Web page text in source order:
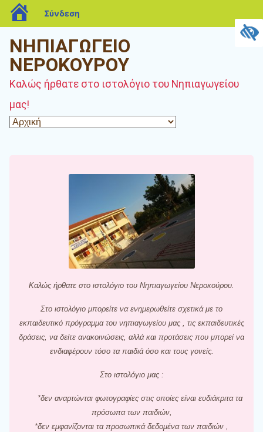
ΝΗΠΙΑΓΩΓΕΙΟ
ΝΕΡΟΚΟΥΡΟΥ
Καλώς ήρθατε στο ιστολόγιο του Νηπιαγωγείου
μας!
Καλώς ήρθατε στο ιστολόγιο του Νηπιαγωγείου Νεροκούρου.
Στο ιστολόγιο μπορείτε να ενημερωθείτε σχετικά με το
εκπαιδευτικό πρόγραμμα του νηπιαγωγείου μας , τις εκπαιδευτικές
δράσεις, να δείτε ανακοινώσεις, αλλά και προτάσεις που μπορεί να
ενδιαφέρουν τόσο τα παιδιά όσο και τους γονείς.
Στο ιστολόγιο μας :
*δεν αναρτώνται φωτογραφίες στις οποίες είναι ευδιάκριτα τα
πρόσωπα των παιδιών,
*δεν εμφανίζονται τα προσωπικά δεδομένα των παιδιών ,
blogs.sch.gr
Σύνδεση